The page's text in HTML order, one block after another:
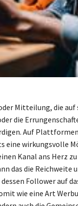
Mitteilung, die auf
die
Auf Plattformen
eine wirkungsvolle
Kanal ans Herz zu
das die Reichweite
Follower auf
wie eine Art